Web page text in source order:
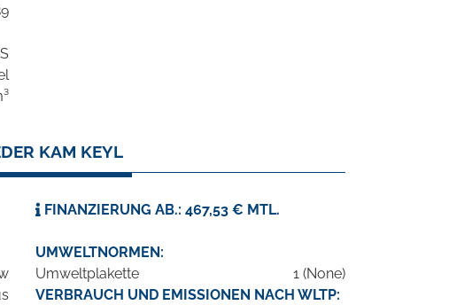
KAM KEYL
FINANZIERUNG AB.: 467,53 € MTL.
UMWELTNORMEN:
Umweltplakette
1 (None)
VERBRAUCH UND EMISSIONEN NACH WLTP: